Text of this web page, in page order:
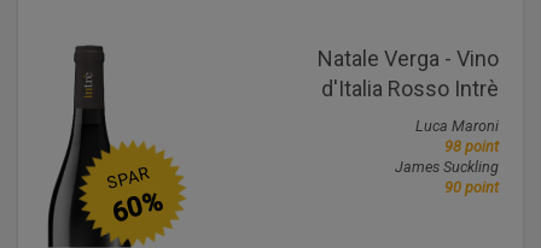
Natale Verga - Vino
d'Italia Rosso Intrè
Luca Maroni
98 point
James Suckling
90 point
SPAR
60%